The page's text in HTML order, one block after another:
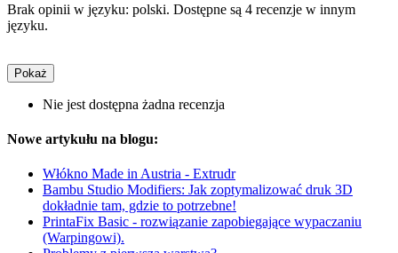
Brak opinii w języku: polski. Dostępne są 4 recenzje w innym
języku.
Pokaż
Nie jest dostępna żadna recenzja
Nowe artykułu na blogu:
Włókno Made in Austria - Extrudr
Bambu Studio Modifiers: Jak zoptymalizować druk 3D
dokładnie tam, gdzie to potrzebne!
PrintaFix Basic - rozwiązanie zapobiegające wypaczaniu
(Warpingowi).